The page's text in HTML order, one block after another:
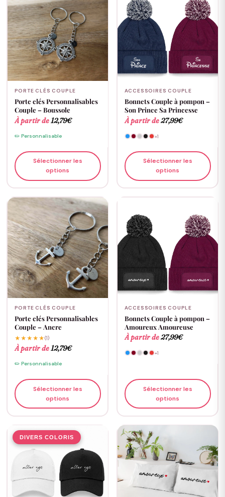
PORTE CLÉS COUPLE
Porte clés Personnalisables
Couple – Boussole
À partir de 12,79€
✏️ Personnalisable
Sélectionner les
options
ACCESSOIRES COUPLE
Bonnets Couple à pompon –
Son Prince Sa Princesse
À partir de27,99€
+1
Sélectionner les
options
PORTE CLÉS COUPLE
Porte clés Personnalisables
Couple – Ancre
★★★★★(1)
À partir de12,79€
✏️ Personnalisable
Sélectionner les
options
ACCESSOIRES COUPLE
Bonnets Couple à pompon –
Amoureux Amoureuse
À partir de27,99€
+1
Sélectionner les
options
DIVERS COLORIS